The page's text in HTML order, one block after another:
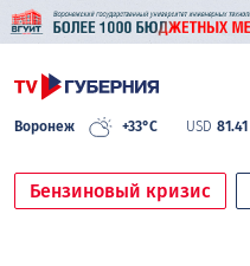
Воронеж +33°C USD 81.41
Бензиновый кризис